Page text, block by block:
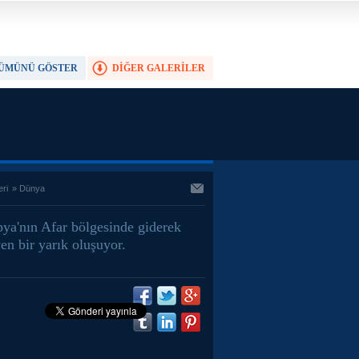
DİĞER GALERİLER
GÖSTER
» Dünya
Afar bölgesinde giderek
bir yarık oluşuyor.